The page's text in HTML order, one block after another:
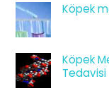
Köpek
Köpek
Tedavisi